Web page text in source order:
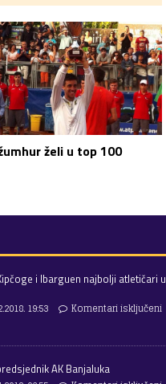
želi u top 100
i Ibarguen najbolji atletičari u
19:53
Komentari isključeni
AK Banjaluka